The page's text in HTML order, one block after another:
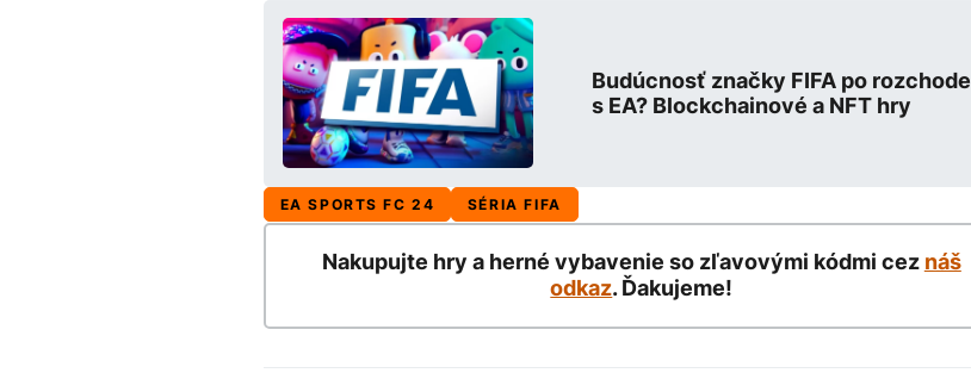
Budúcnosť značky FIFA po rozchode
s EA? Blockchainové a NFT hry
EA SPORTS FC 24 SÉRIA FIFA
Nakupujte hry a herné vybavenie so zľavovými kódmi cez náš
odkaz. Ďakujeme!